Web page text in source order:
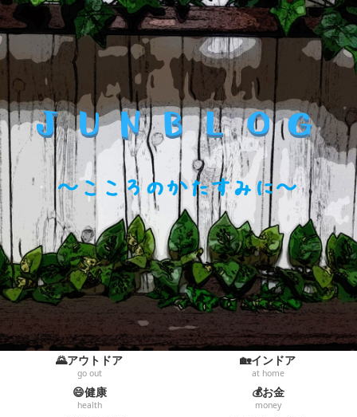
🌄アウトドア
go out
🏡インドア
at home
😄健康
health
💰お金
money